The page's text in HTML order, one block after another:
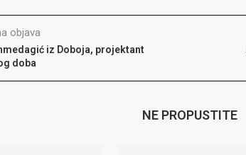
objava
iz Doboja, projektant
doba
NE PROPUSTITE